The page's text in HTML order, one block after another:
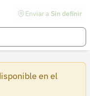
Enviar a Sin definir
en el